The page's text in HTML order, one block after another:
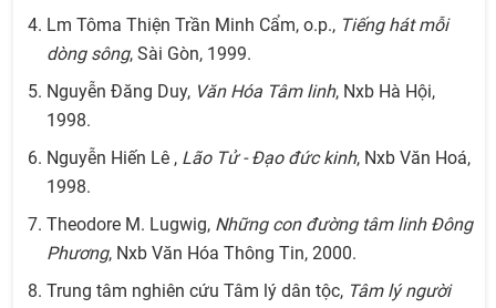
Lm Tôma Thiện Trần Minh Cẩm, o.p., Tiếng hát mỗi
dòng sông, Sài Gòn, 1999.
Nguyễn Đăng Duy, Văn Hóa Tâm linh, Nxb Hà Hội,
1998.
Nguyễn Hiến Lê , Lão Tử - Đạo đức kinh, Nxb Văn Hoá,
1998.
Theodore M. Lugwig, Những con đường tâm linh Đông
Phương, Nxb Văn Hóa Thông Tin, 2000.
Trung tâm nghiên cứu Tâm lý dân tộc, Tâm lý người